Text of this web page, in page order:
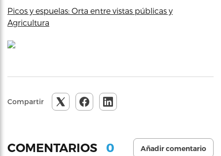
Picos y espuelas: Orta entre vistas públicas y
Agricultura
Compartir
COMENTARIOS 0 Añadir comentario